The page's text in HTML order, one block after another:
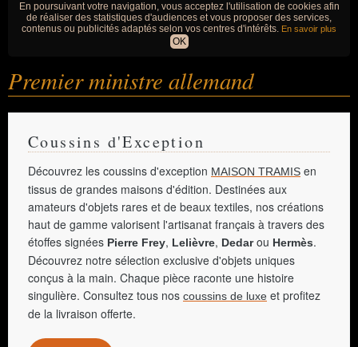
En poursuivant votre navigation, vous acceptez l'utilisation de cookies afin
de réaliser des statistiques d'audiences et vous proposer des services,
contenus ou publicités adaptés selon vos centres d'intérêts. En savoir plus
OK
Premier ministre allemand
Coussins d'Exception
Découvrez les coussins d'exception MAISON TRAMIS en
tissus de grandes maisons d'édition. Destinées aux
amateurs d'objets rares et de beaux textiles, nos créations
haut de gamme valorisent l'artisanat français à travers des
étoffes signées Pierre Frey, Lelièvre, Dedarou Hermès.
Découvrez notre sélection exclusive d'objets uniques
conçus à la main. Chaque pièce raconte une histoire
singulière. Consultez tous nos coussins de luxe et profitez
de la livraison offerte.